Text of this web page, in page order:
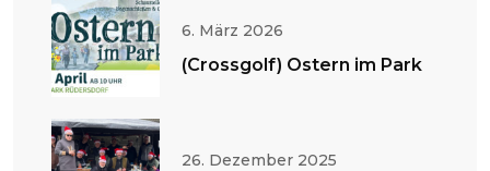
6. März 2026
(Crossgolf) Ostern im Park
26. Dezember 2025